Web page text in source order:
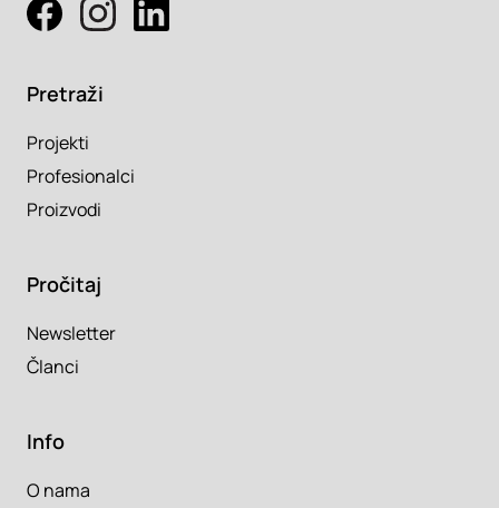
Pretraži
Projekti
Profesionalci
Proizvodi
Pročitaj
Newsletter
Članci
Info
O nama